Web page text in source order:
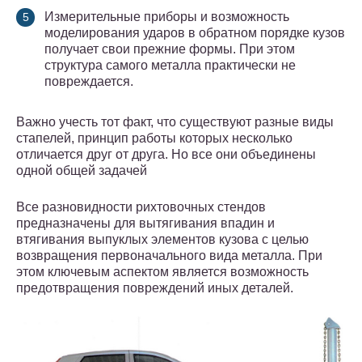
Измерительные приборы и возможность
моделирования ударов в обратном порядке кузов
получает свои прежние формы. При этом
структура самого металла практически не
повреждается.
Важно учесть тот факт, что существуют разные виды
стапелей, принцип работы которых несколько
отличается друг от друга. Но все они объединены
одной общей задачей
Все разновидности рихтовочных стендов
предназначены для вытягивания впадин и
втягивания выпуклых элементов кузова с целью
возвращения первоначального вида металла. При
этом ключевым аспектом является возможность
предотвращения повреждений иных деталей.